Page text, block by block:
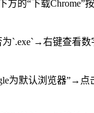
方的“下载
`.exe`→右键查看数
默认浏览器”→点